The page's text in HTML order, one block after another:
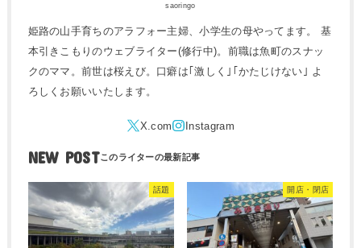
saoringo
姫路の山手育ちのアラフォー主婦、小学生の母やってます。 基
本引きこもりのウェブライター(修行中)。前職は魚町のスナッ
クのママ。前世は桜えび。口癖は｢激しく｣｢かたじけない｣ よ
ろしくお願いいたします。
NEW POST
話題 開店・閉店